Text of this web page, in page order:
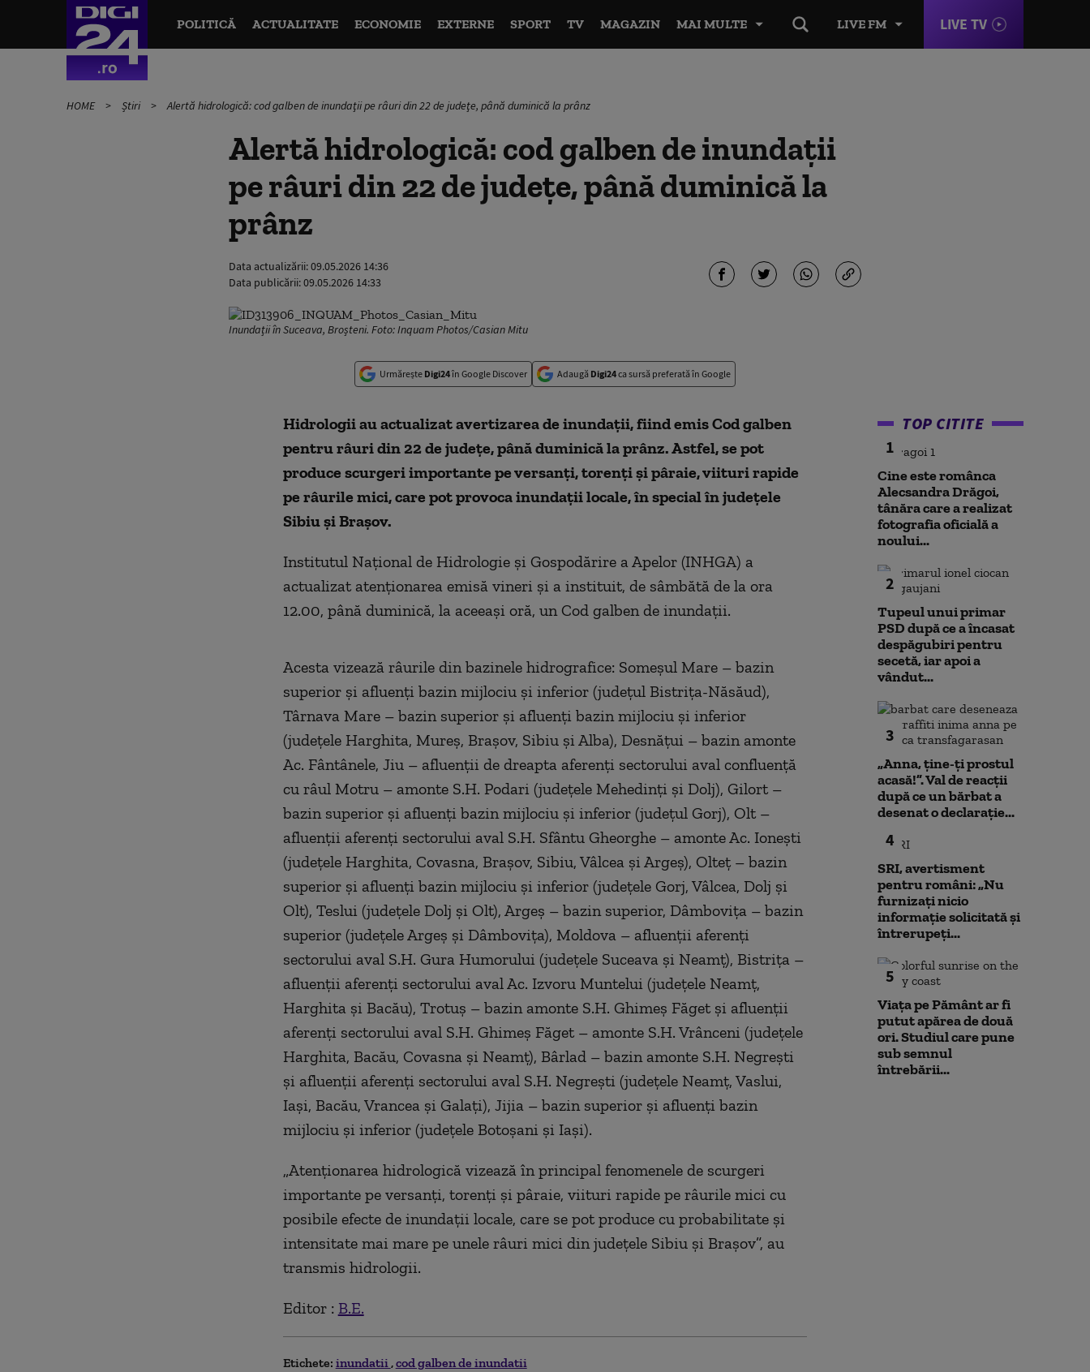
LIVE FM LIVE TV
POLITICĂ ACTUALITATE ECONOMIE EXTERNE SPORT TV MAGAZIN MAI MULTE
HOME Știri Alertă hidrologică: cod galben de inundaţii pe râuri din 22 de judeţe, până duminică la prânz
Alertă hidrologică: cod galben de inundaţii
pe râuri din 22 de judeţe, până duminică la
prânz
Data actualizării:09.05.2026 14:36
Data publicării:09.05.2026 14:33
Inundații în Suceava, Broșteni. Foto: Inquam Photos/Casian Mitu
Urmărește Digi24în Google Discover Adaugă Digi24ca sursă preferată în Google
Hidrologii au actualizat avertizarea de inundaţii, fiind emis Cod galben
pentru râuri din 22 de judeţe, până duminică la prânz. Astfel, se pot
produce scurgeri importante pe versanţi, torenţi şi pâraie, viituri rapide
pe râurile mici, care pot provoca inundaţii locale, în special în judeţele
Sibiu şi Braşov.
Institutul Naţional de Hidrologie şi Gospodărire a Apelor (INHGA) a
actualizat atenţionarea emisă vineri şi a instituit, de sâmbătă de la ora
12.00, până duminică, la aceeaşi oră, un Cod galben de inundaţii.
Acesta vizează râurile din bazinele hidrografice: Someşul Mare – bazin
superior şi afluenţi bazin mijlociu şi inferior (judeţul Bistriţa-Năsăud),
Târnava Mare – bazin superior şi afluenţi bazin mijlociu şi inferior
(judeţele Harghita, Mureş, Braşov, Sibiu şi Alba), Desnăţui – bazin amonte
Ac. Fântânele, Jiu – afluenţii de dreapta aferenţi sectorului aval confluenţă
cu râul Motru – amonte S.H. Podari (judeţele Mehedinţi şi Dolj), Gilort –
bazin superior şi afluenţi bazin mijlociu şi inferior (judeţul Gorj), Olt –
afluenţii aferenţi sectorului aval S.H. Sfântu Gheorghe – amonte Ac. Ioneşti
(judeţele Harghita, Covasna, Braşov, Sibiu, Vâlcea şi Argeş), Olteţ – bazin
superior şi afluenţi bazin mijlociu şi inferior (judeţele Gorj, Vâlcea, Dolj şi
Olt), Teslui (judeţele Dolj şi Olt), Argeş – bazin superior, Dâmboviţa – bazin
superior (judeţele Argeş şi Dâmboviţa), Moldova – afluenţii aferenţi
sectorului aval S.H. Gura Humorului (judeţele Suceava şi Neamţ), Bistriţa –
afluenţii aferenţi sectorului aval Ac. Izvoru Muntelui (judeţele Neamţ,
Harghita şi Bacău), Trotuş – bazin amonte S.H. Ghimeş Făget şi afluenţii
aferenţi sectorului aval S.H. Ghimeş Făget – amonte S.H. Vrânceni (judeţele
Harghita, Bacău, Covasna şi Neamţ), Bârlad – bazin amonte S.H. Negreşti
şi afluenţii aferenţi sectorului aval S.H. Negreşti (judeţele Neamţ, Vaslui,
Iaşi, Bacău, Vrancea şi Galaţi), Jijia – bazin superior şi afluenţi bazin
mijlociu şi inferior (judeţele Botoşani şi Iaşi).
„Atenţionarea hidrologică vizează în principal fenomenele de scurgeri
importante pe versanţi, torenţi şi pâraie, viituri rapide pe râurile mici cu
posibile efecte de inundaţii locale, care se pot produce cu probabilitate şi
intensitate mai mare pe unele râuri mici din judeţele Sibiu şi Braşov”, au
transmis hidrologii.
Editor : B.E.
Etichete: inundatii cod galben de inundatii
TOP CITITE
1
Cine este românca
Alecsandra Drăgoi,
tânăra care a realizat
fotografia oficială a
noului...
2
Tupeul unui primar
PSD după ce a încasat
despăgubiri pentru
secetă, iar apoi a
vândut...
3
„Anna, ţine-ţi prostul
acasă!”. Val de reacții
după ce un bărbat a
desenat o declarație...
4
SRI, avertisment
pentru români: „Nu
furnizați nicio
informație solicitată și
întrerupeți...
5
Viața pe Pământ ar fi
putut apărea de două
ori. Studiul care pune
sub semnul
întrebării...